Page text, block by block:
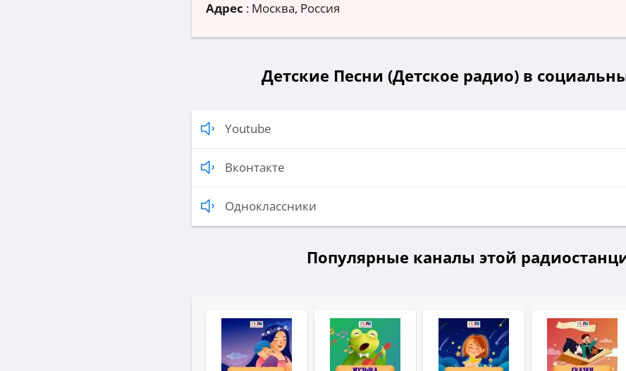
Адрес : Москва, Россия
Детские Песни (Детское радио) в
Youtube
Вконтакте
Одноклассники
Популярные каналы этой